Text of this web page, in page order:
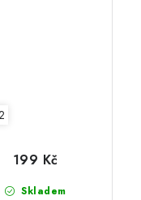
Skladem
199 Kč